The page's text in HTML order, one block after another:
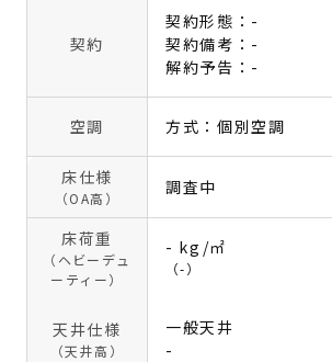
契約
契約形態：-
契約備考：-
解約予告：-
空調 方式：個別空調
床仕様
（OA高）
調査中
床荷重
（ヘビーデュ
ーティー）
- kg/㎡
（-）
天井仕様
（天井高）
一般天井
-